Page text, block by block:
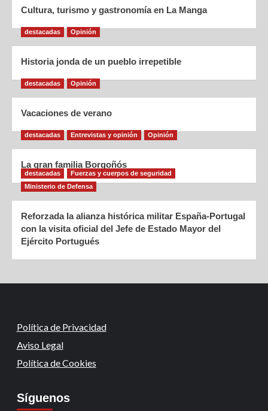
Cultura, turismo y gastronomía en La Manga
destacadas Opinión
Historia jonda de un pueblo irrepetible
destacadas Opinión
Vacaciones de verano
destacadas Entrevistas y opinión Opinión
La gran familia Borgoñós
destacadas
Fuerzas y cuerpos de seguridad
Ministerio de Defensa
Reforzada la alianza histórica militar España-Portugal
con la visita oficial del Jefe de Estado Mayor del
Ejército Portugués
Política de Privacidad
Aviso Legal
Política de Cookies
Síguenos